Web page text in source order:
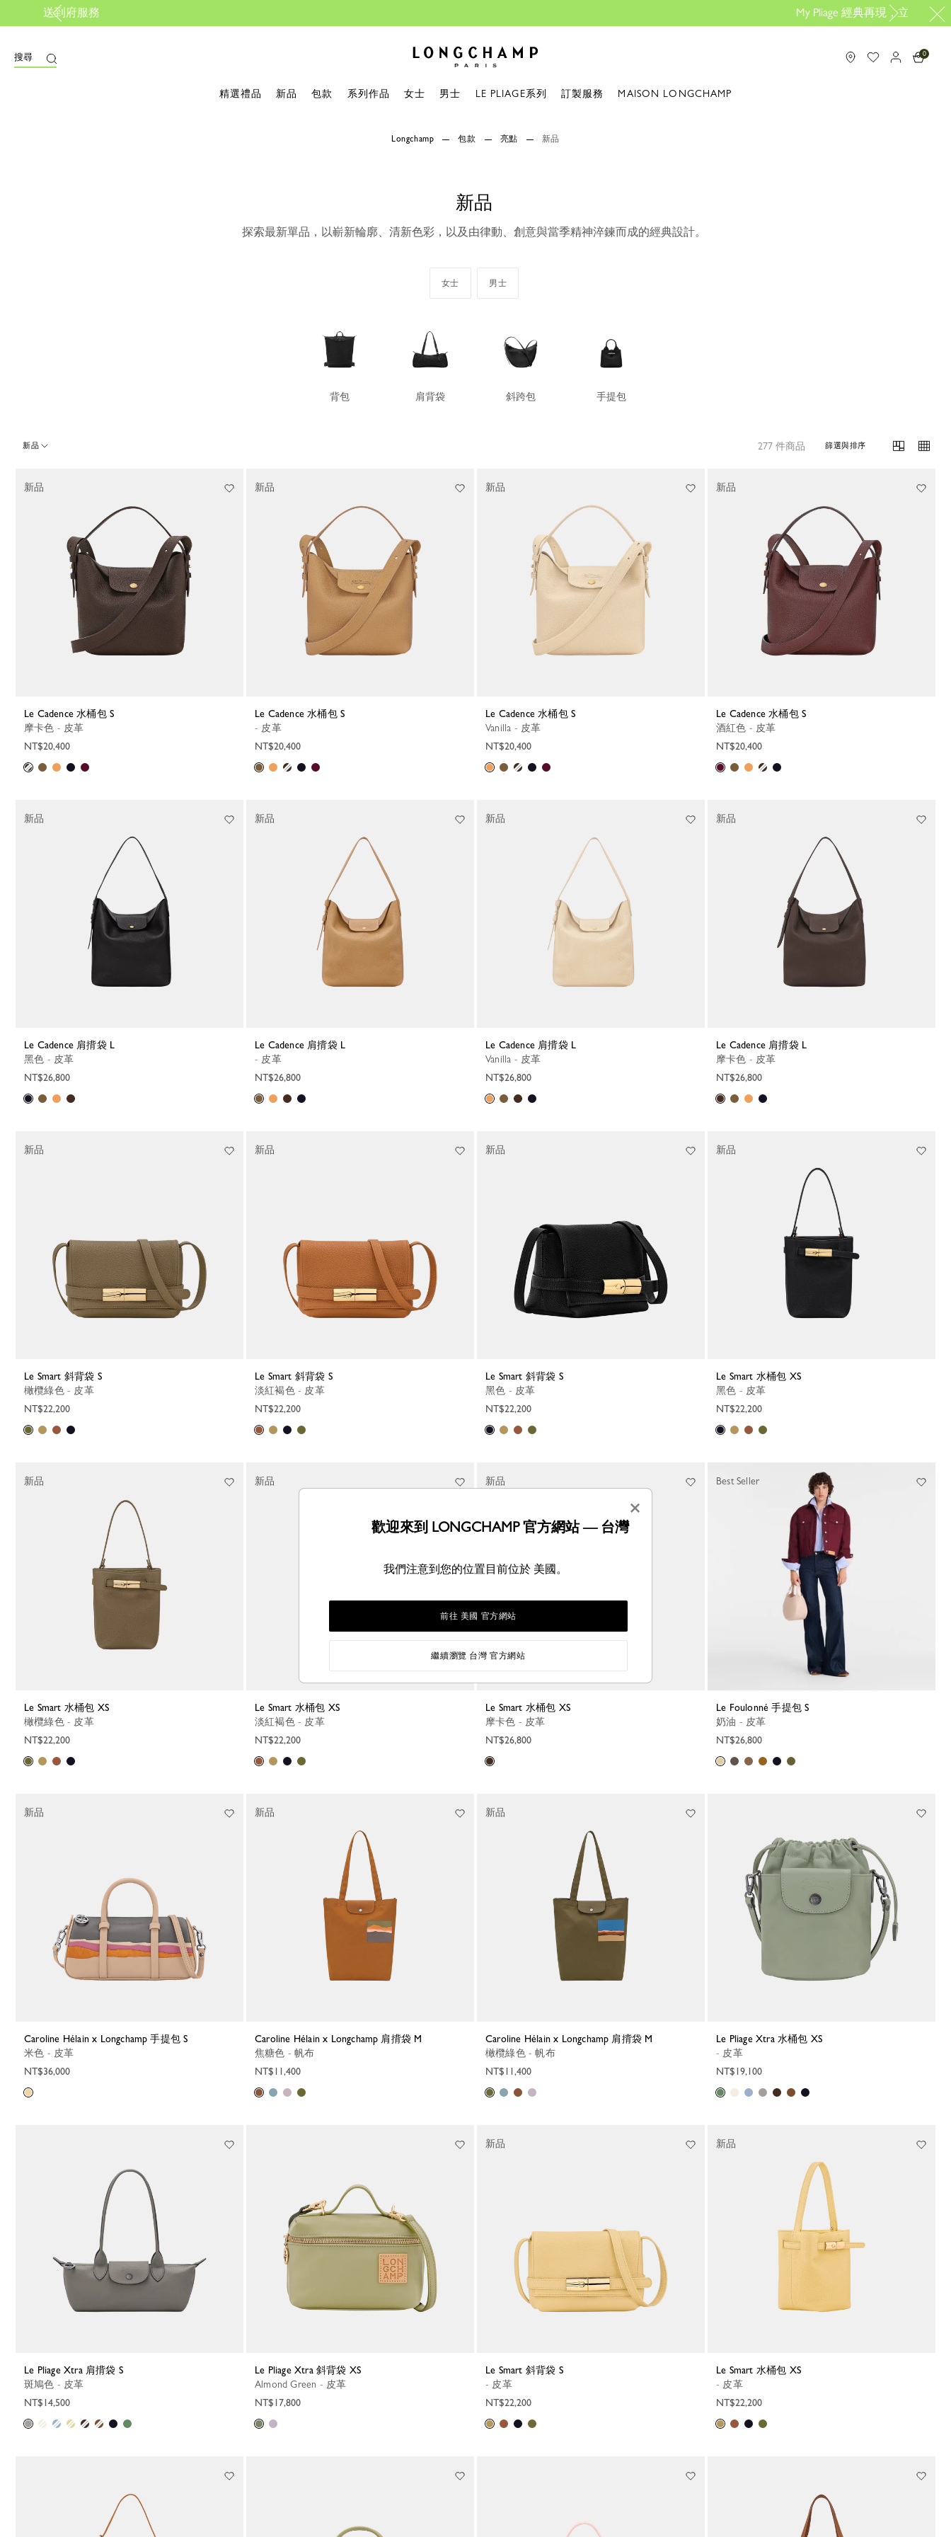
搜尋 0
精選禮品 新品 包款 系列作品 女士 男士 LE PLIAGE系列 訂製服務 MAISON LONGCHAMP
Longchamp 包款 亮點 新品
新品
探索最新單品，以嶄新輪廓、清新色彩，以及由律動、創意與當季精神淬鍊而成的經典設計。
女士 男士
背包 肩背袋 斜跨包 手提包
新品 277 件商品 篩選與排序
Le Cadence 水桶包 S
摩卡色 - 皮革
NT$20,400
新品
Le Cadence 水桶包 S
- 皮革
NT$20,400
新品
Le Cadence 水桶包 S
Vanilla - 皮革
NT$20,400
新品
Le Cadence 水桶包 S
酒紅色 - 皮革
NT$20,400
新品
Le Cadence 肩揹袋 L
黑色 - 皮革
NT$26,800
新品
Le Cadence 肩揹袋 L
- 皮革
NT$26,800
新品
Le Cadence 肩揹袋 L
Vanilla - 皮革
NT$26,800
新品
Le Cadence 肩揹袋 L
摩卡色 - 皮革
NT$26,800
新品
Le Smart 斜背袋 S
橄欖綠色 - 皮革
NT$22,200
新品
Le Smart 斜背袋 S
淡紅褐色 - 皮革
NT$22,200
新品
Le Smart 斜背袋 S
黑色 - 皮革
NT$22,200
新品
Le Smart 水桶包 XS
黑色 - 皮革
NT$22,200
新品
Le Smart 水桶包 XS
橄欖綠色 - 皮革
NT$22,200
新品
Le Smart 水桶包 XS
淡紅褐色 - 皮革
NT$22,200
新品
Le Smart 水桶包 XS
摩卡色 - 皮革
NT$26,800
新品
Le Foulonné 手提包 S
奶油 - 皮革
NT$26,800
Best Seller
Caroline Hélain x Longchamp 手提包 S
米色 - 皮革
NT$36,000
新品
Caroline Hélain x Longchamp 肩揹袋 M
焦糖色 - 帆布
NT$11,400
新品
Caroline Hélain x Longchamp 肩揹袋 M
橄欖綠色 - 帆布
NT$11,400
新品
Le Pliage Xtra 水桶包 XS
- 皮革
NT$19,100
Le Pliage Xtra 肩揹袋 S
斑鳩色 - 皮革
NT$14,500
Le Pliage Xtra 斜背袋 XS
Almond Green - 皮革
NT$17,800
Le Smart 斜背袋 S
- 皮革
NT$22,200
新品
Le Smart 水桶包 XS
- 皮革
NT$22,200
新品
×
歡迎來到 LONGCHAMP 官方網站 — 台灣
我們注意到您的位置目前位於 美國。
前往 美國 官方網站
繼續瀏覽 台灣 官方網站